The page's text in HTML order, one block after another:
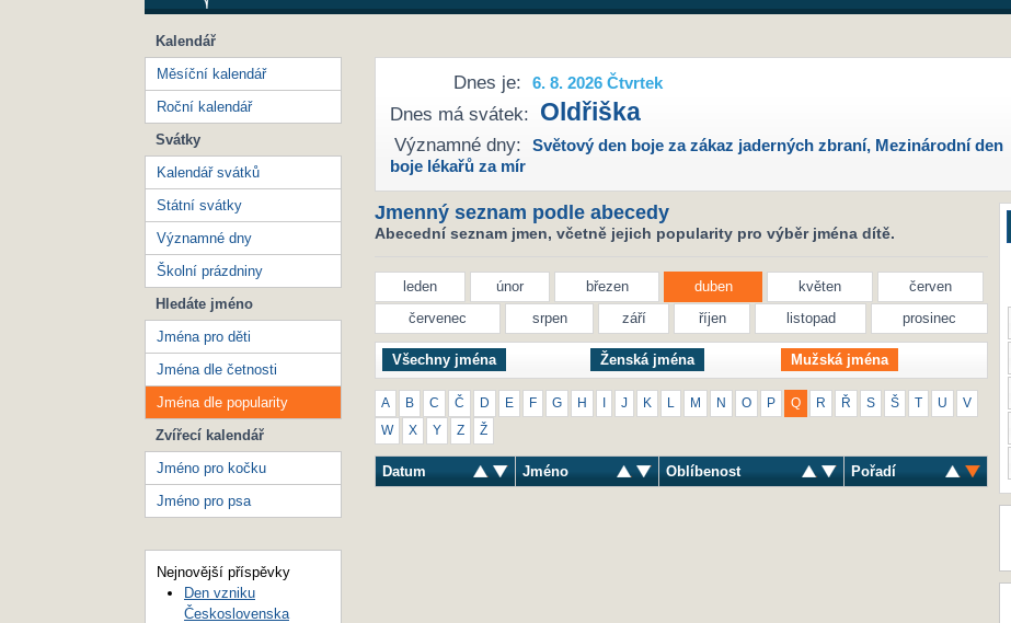
Dnes je: 6. 8. 2026 Čtvrtek
Dnes má svátek: Oldřiška
Významné dny: Světový den boje za zákaz jaderných zbraní, Mezinárodní den
boje lékařů za mír
Jmenný seznam podle abecedy
Abecední seznam jmen, včetně jejich popularity pro výběr jména dítě.
leden únor březen duben květen
červen
červenec
srpen září říjen listopad prosinec
Všechny jména Ženská jména Mužská jména
A B C Č D E F G H J K M N O P Q R Ř S Š T U V
W X Y Z Ž
Datum Jméno Oblíbenost Pořadí
Kalendář
Měsíční kalendář
Roční kalendář
Svátky
Kalendář svátků
Státní svátky
Významné dny
Školní prázdniny
Hledáte jméno
Jména pro děti
Jména dle četnosti
Jména dle popularity
Zvířecí kalendář
Jméno pro kočku
Jméno pro psa
Nejnovější příspěvky
Den vzniku
Československa